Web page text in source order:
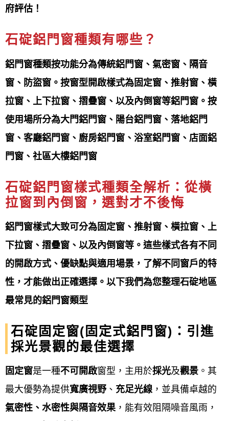
保固：
鋁門窗工程宅急便提供非人為、天災損壞三年防水保
專營產品項目Our products
屋、雨遮、花架）等。 其他還有強調美觀的造型窗，
以及特殊功能的凸窗、百葉窗等產品。 選擇時可依據
氣密性、隔音性、安全性、開啟方式、以及美觀設計
等需求來挑選適合的產品。
門窗、玻璃屋、鋁格柵、板牆、格子窗、兒童安全
窗、防盜門窗、凸窗、雨遮、防盜窗、陽台窗、景觀
窗、推射窗、店面門、玄關門、隔音門、浴室門、、
淋浴拉門、遮雨棚、鍛造門窗、鐵皮屋、隔音器密鋁
門窗、三合一門組、隱形折疊式紗窗、鍛造窗、玻璃
自動門、遙控電動捲門、輕鋼架天花板、鐵皮屋換板
府評估！
石碇鋁門窗種類有哪些？
鋁門窗種類按功能分為傳統鋁門窗、氣密窗、隔音
窗、防盜窗。按窗型開啟樣式為固定窗、推射窗、橫
拉窗、上下拉窗、摺疊窗、以及內倒窗等鋁門窗。按
使用場所分為大門鋁門窗、陽台鋁門窗、落地鋁門
窗、客廳鋁門窗、廚房鋁門窗、浴室鋁門窗、店面鋁
門窗、社區大樓鋁門窗
石碇鋁門窗樣式種類全解析：從橫
拉窗到 內倒窗 ，選對才不後悔
鋁門窗樣式大致可分為固定窗、推射窗、橫拉窗、上
下拉窗、摺疊窗、以及內倒窗等。這些樣式各有不同
的開啟方式、優缺點與適用場景，了解不同窗戶的特
性，才能做出正確選擇。以下我們為您整理石碇地區
最常見的鋁門窗類型
石碇固定窗(固定式鋁門窗)：引進
採光景觀的最佳選擇
固定窗是一種不可開啟窗型，主用於採光及觀景 。其
最大優勢為提供寬廣視野、 充足光線 ，並具備卓越的
氣密性、水密性與隔音效果 ，能有效阻隔噪音風雨，